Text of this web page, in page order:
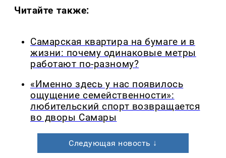
Читайте также:
Самарская квартира на бумаге и в
жизни: почему одинаковые метры
работают по-разному?
«Именно здесь у нас появилось
ощущение семейственности»:
любительский спорт возвращается
во дворы Самары
Следующая новость ↓